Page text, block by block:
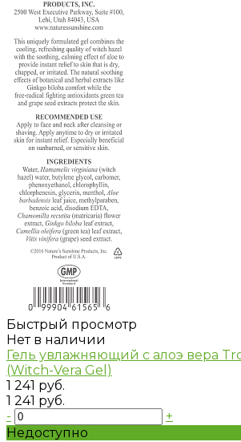
Быстрый просмотр
Нет в наличии
Гель увлажняющий с алоэ вера
(Witch-Vera Gel)
1 241 руб.
1 241 руб.
-
+
Недоступно